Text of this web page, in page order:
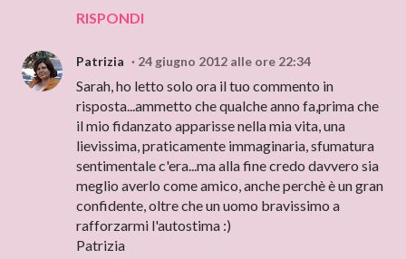
RISPONDI
Patrizia 24 giugno 2012 alle ore 22:34
Sarah, ho letto solo ora il tuo commento in
risposta...ammetto che qualche anno fa,prima che
il mio fidanzato apparisse nella mia vita, una
lievissima, praticamente immaginaria, sfumatura
sentimentale c'era...ma alla fine credo davvero sia
meglio averlo come amico, anche perchè è un gran
confidente, oltre che un uomo bravissimo a
rafforzarmi l'autostima :)
Patrizia